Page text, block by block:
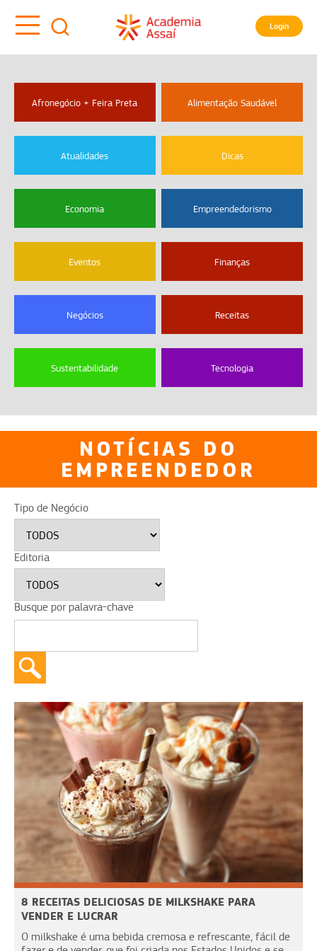
Login
Afronegócio + Feira Preta Alimentação Saudável
Atualidades Dicas
Economia Empreendedorismo
Eventos Finanças
Negócios Receitas
Sustentabilidade Tecnologia
NOTÍCIAS DO
EMPREENDEDOR
Tipo de Negócio
Editoria
Busque por palavra-chave
8 RECEITAS DELICIOSAS DE MILKSHAKE PARA
VENDER E LUCRAR
O milkshake é uma bebida cremosa e refrescante, fácil de